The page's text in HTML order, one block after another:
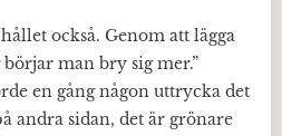
också. Genom att lägga
man bry sig mer.”
en gång någon uttrycka det
andra sidan, det är grönare